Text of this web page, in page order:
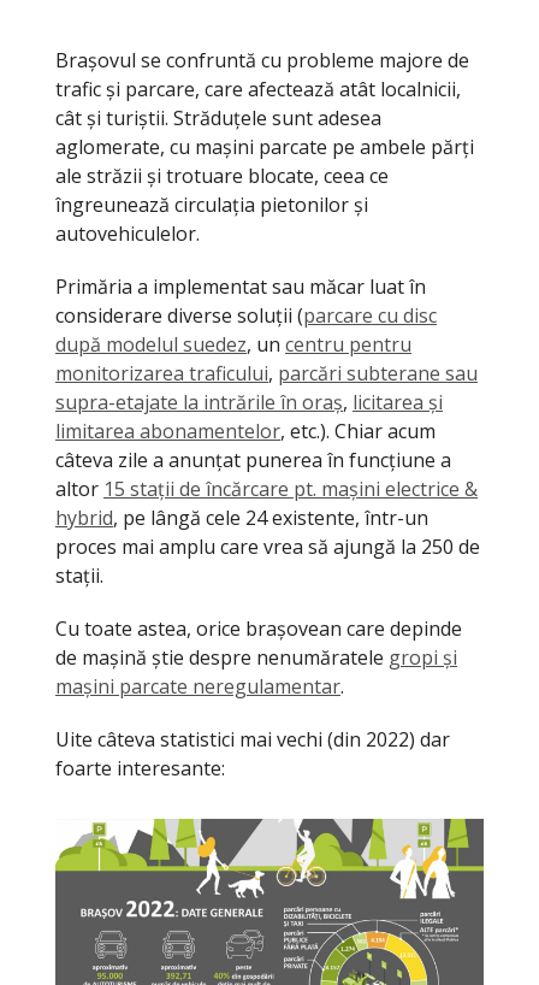
Brașovul se confruntă cu probleme majore de
trafic și parcare, care afectează atât localnicii,
cât și turiștii. Străduțele sunt adesea
aglomerate, cu mașini parcate pe ambele părți
ale străzii și trotuare blocate, ceea ce
îngreunează circulația pietonilor și
autovehiculelor.
Primăria a implementat sau măcar luat în
considerare diverse soluții (parcare cu disc
după modelul suedez, un centru pentru
monitorizarea traficului, parcări subterane sau
supra-etajate la intrările în oraș, licitarea și
limitarea abonamentelor, etc.). Chiar acum
câteva zile a anunțat punerea în funcțiune a
altor 15 stații de încărcare pt. mașini electrice &
hybrid, pe lângă cele 24 existente, într-un
proces mai amplu care vrea să ajungă la 250 de
stații.
Cu toate astea, orice brașovean care depinde
de mașină știe despre nenumăratele gropi și
mașini parcate neregulamentar.
Uite câteva statistici mai vechi (din 2022) dar
foarte interesante: